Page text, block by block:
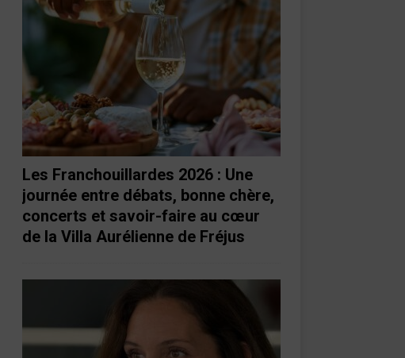
Les Franchouillardes 2026 : Une
journée entre débats, bonne chère,
concerts et savoir-faire au cœur
de la Villa Aurélienne de Fréjus